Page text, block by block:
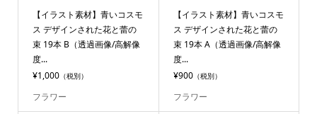
【イラスト素材】青いコスモ
ス デザインされた花と蕾の
束 19本 B（透過画像/高解像
度...
¥1,000（税別）
フラワー
【イラスト素材】青いコスモ
ス デザインされた花と蕾の
束 19本 A（透過画像/高解像
度...
¥900（税別）
フラワー